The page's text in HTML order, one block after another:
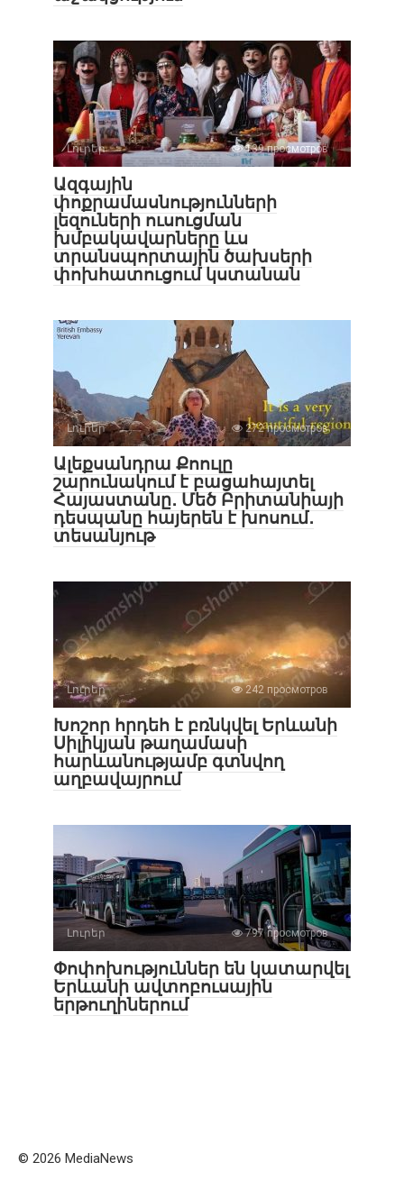
Լուրեր 139 просмотров
Ազգային
փոքրամասնությունների
լեզուների ուսուցման
խմբակավարները ևս
տրանսպորտային ծախսերի
փոխհատուցում կստանան
Լուրեր 272 просмотров
Ալեքսանդրա Քոուլը
շարունակում է բացահայտել
Հայաստանը․ Մեծ Բրիտանիայի
դեսպանը հայերեն է խոսում․
տեսանյութ
Լուրեր 242 просмотров
Խոշոր հրդեհ է բռնկվել Երևանի
Սիլիկյան թաղամասի
հարևանությամբ գտնվող
աղբավայրում
Լուրեր 797 просмотров
Փոփոխություններ են կատարվել
Երևանի ավտոբուսային
երթուղիներում
© 2026 MediaNews